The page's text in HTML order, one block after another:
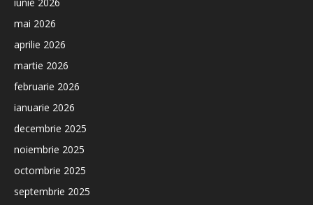
iunie 2026
mai 2026
aprilie 2026
martie 2026
februarie 2026
ianuarie 2026
decembrie 2025
noiembrie 2025
octombrie 2025
septembrie 2025